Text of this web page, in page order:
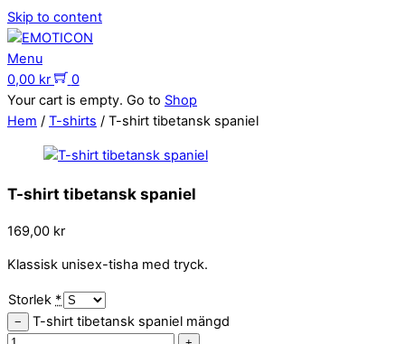
Skip to content
Menu
0,00 kr
0
Your cart is empty. Go to Shop
Hem / T-shirts / T-shirt tibetansk spaniel
T-shirt tibetansk spaniel
169,00 kr
Klassisk unisex-tisha med tryck.
Storlek *
− T-shirt tibetansk spaniel mängd